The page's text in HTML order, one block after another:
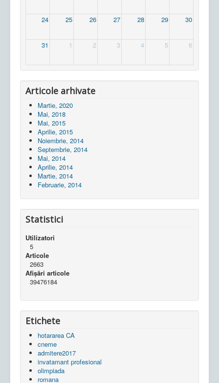
24 25 26 27 28 29 30
31 1 2 3 4 5 6
Articole arhivate
Martie, 2020
Mai, 2018
Mai, 2015
Aprilie, 2015
Noiembrie, 2014
Septembrie, 2014
Mai, 2014
Aprilie, 2014
Martie, 2014
Februarie, 2014
Statistici
Utilizatori
5
Articole
2663
Afișări articole
39476184
Etichete
hotararea CA
cneme
admitere2017
invatamant profesional
olimpiada
romana